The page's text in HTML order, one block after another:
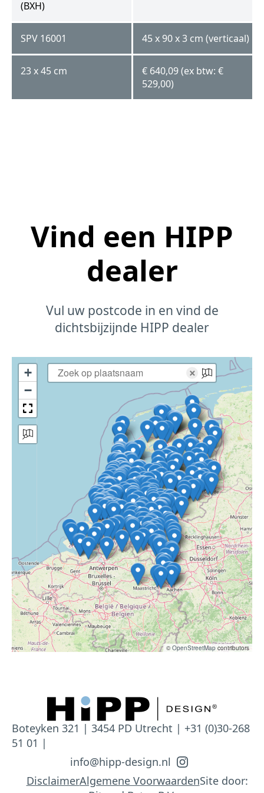
(BXH)
SPV 16001 45 x 90 x 3 cm (verticaal)
23 x 45 cm
€ 640,09 (ex btw: €
529,00)
Vind een HIPP
dealer
Vul uw postcode in en vind de
dichtsbijzijnde HIPP dealer
+
−
©OpenStreetMap contributors
×
Boteyken 321 | 3454 PD Utrecht | +31 (0)30-268
51 01 |
info@hipp-design.nl
DisclaimerAlgemene VoorwaardenSite door: